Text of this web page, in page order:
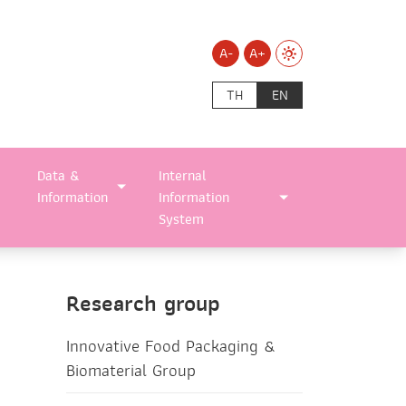
A-
A+
TH
EN
Data &
Information
Internal
Information
System
Research group
Innovative Food Packaging &
Biomaterial Group